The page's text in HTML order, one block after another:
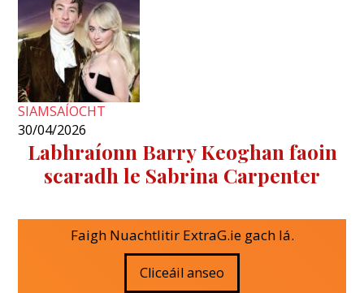
SIAMSAÍOCHT
30/04/2026
Labhraíonn Barry Keoghan faoin
scaradh le Sabrina Carpenter
Faigh Nuachtlitir ExtraG.ie gach lá.
Cliceáil anseo